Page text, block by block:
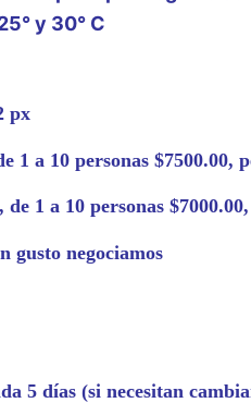
y 30° C
px
a 10 personas $7500.00,
1 a 10 personas
gusto negociamos
5 días (si necesitan